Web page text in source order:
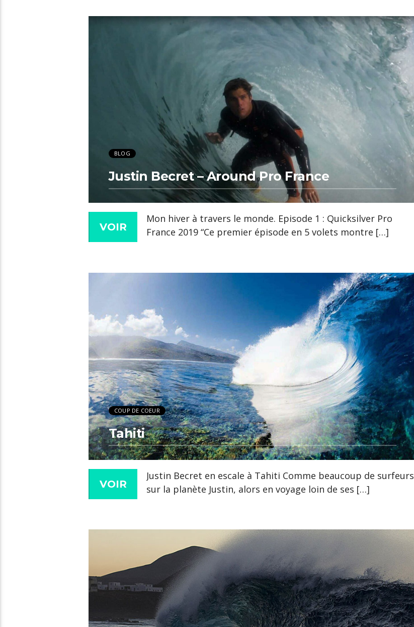
BLOG
Justin Becret – Around Pro France
VOIR
Mon hiver à travers le monde. Episode 1 : Quicksilver Pro
France 2019 “Ce premier épisode en 5 volets montre […]
COUP DE COEUR
Tahiti
VOIR
Justin Becret en escale à Tahiti Comme beaucoup de surfeurs
sur la planète Justin, alors en voyage loin de ses […]